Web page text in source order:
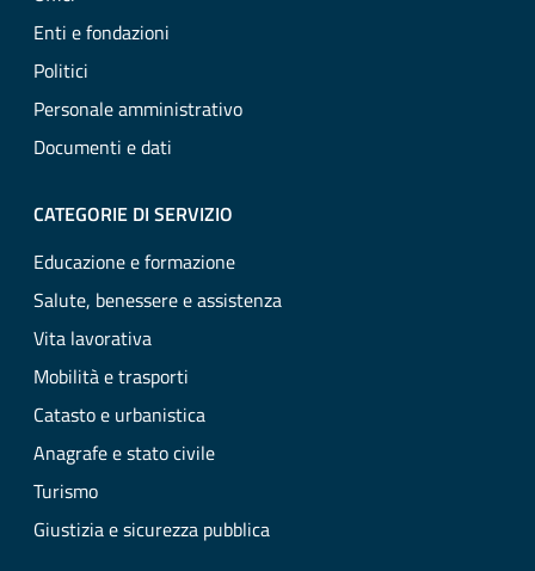
Enti e fondazioni
Politici
Personale amministrativo
Documenti e dati
CATEGORIE DI SERVIZIO
Educazione e formazione
Salute, benessere e assistenza
Vita lavorativa
Mobilità e trasporti
Catasto e urbanistica
Anagrafe e stato civile
Turismo
Giustizia e sicurezza pubblica